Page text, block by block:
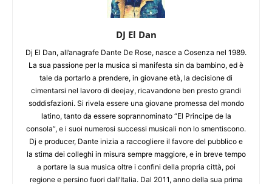
DJ El Dan
Dj El Dan, all’anagrafe Dante De Rose, nasce a Cosenza nel 1989.
La sua passione per la musica si manifesta sin da bambino, ed è
tale da portarlo a prendere, in giovane età, la decisione di
cimentarsi nel lavoro di deejay, ricavandone ben presto grandi
soddisfazioni. Si rivela essere una giovane promessa del mondo
latino, tanto da essere soprannominato “El Principe de la
consola”, e i suoi numerosi successi musicali non lo smentiscono.
Dj e producer, Dante inizia a raccogliere il favore del pubblico e
la stima dei colleghi in misura sempre maggiore, e in breve tempo
a portare la sua musica oltre i confini della propria città, poi
regione e persino fuori dall’Italia. Dal 2011, anno della sua prima